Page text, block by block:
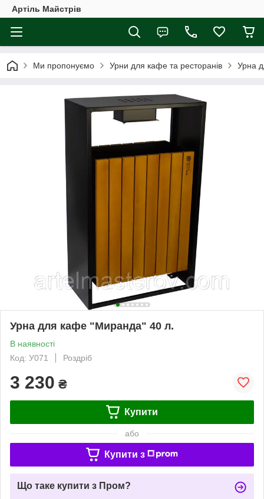
Артіль Майстрів
Ми пропонуємо Урни для кафе та ресторанів Урна
Урна для кафе "Миранда" 40 л.
В наявності
Код: У071
Роздріб
3 230 ₴
Купити
або
Купити з
Що таке купити з Пром?